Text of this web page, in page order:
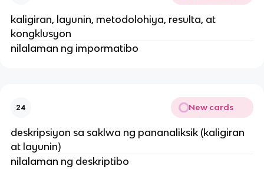
kaligiran, layunin, metodolohiya, resulta, at
kongklusyon
nilalaman ng impormatibo
24 New cards
deskripsiyon sa saklwa ng pananaliksik (kaligiran
at layunin)
nilalaman ng deskriptibo